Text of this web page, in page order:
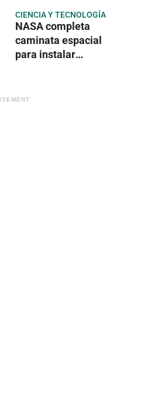
disfrutar de 40
países
CIENCIA Y TECNOLOGÍA
NASA completa
caminata espacial
para instalar
Estación Espacial